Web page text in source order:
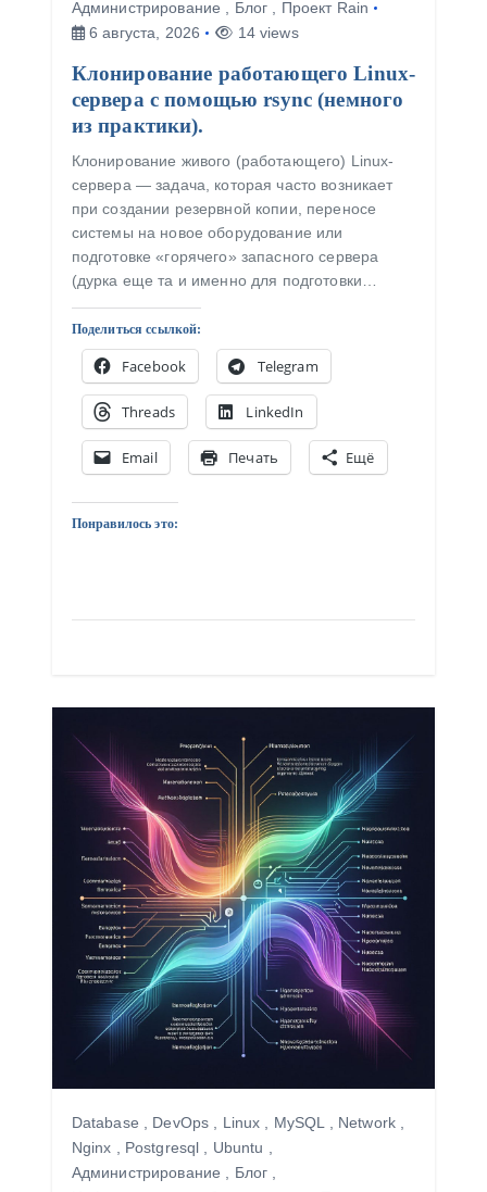
Администрирование Блог
Проект Rain
6 августа, 2026
14 views
Клонирование работающего Linux-
сервера с помощью rsync (немного
из практики).
Клонирование живого (работающего) Linux-
сервера — задача, которая часто возникает
при создании резервной копии, переносе
системы на новое оборудование или
подготовке «горячего» запасного сервера
(дурка еще та и именно для подготовки…
Поделиться ссылкой:
Facebook Telegram
Threads LinkedIn
Email Печать Ещё
Понравилось это:
Database DevOps Linux MySQL Network,
Nginx
Postgresql Ubuntu
Администрирование
Блог